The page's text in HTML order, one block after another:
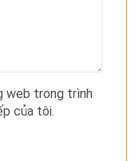
web trong trình
của tôi.